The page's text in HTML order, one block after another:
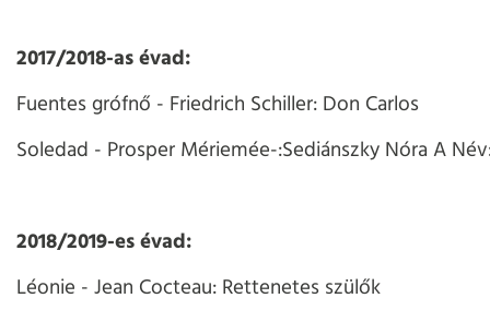
2017/2018-as évad:
Fuentes grófnő - Friedrich Schiller: Don Carlos
Soledad - Prosper Mériemée-:Sediánszky Nóra A
2018/2019-es évad:
Léonie - Jean Cocteau: Rettenetes szülők